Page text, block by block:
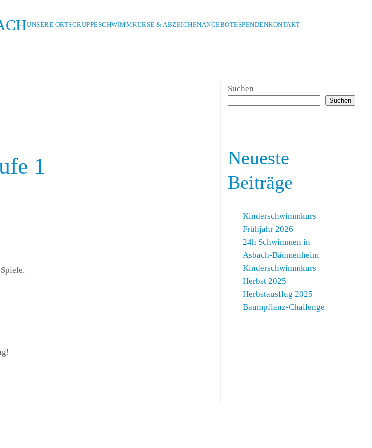
UNSERE ORTSGRUPPESCHWIMMKURSE & ABZEICHENANGEBOTESPENDENKONTAKT
1
Suchen
Suchen
Neueste
Beiträge
Kinderschwimmkurs
Frühjahr 2026
24h Schwimmen in
Asbach-Bäumenheim
Kinderschwimmkurs
Herbst 2025
Herbstausflug 2025
Baumpflanz-Challenge